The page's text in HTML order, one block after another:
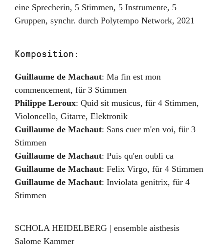
eine Sprecherin, 5 Stimmen, 5 Instrumente, 5
Gruppen, synchr. durch Polytempo Network, 2021
Komposition:
Guillaume de Machaut: Ma fin est mon
commencement, für 3 Stimmen
Philippe Leroux: Quid sit musicus, für 4 Stimmen,
Violoncello, Gitarre, Elektronik
Guillaume de Machaut: Sans cuer m'en voi, für 3
Stimmen
Guillaume de Machaut: Puis qu'en oubli ca
Guillaume de Machaut: Felix Virgo, für 4 Stimmen
Guillaume de Machaut: Inviolata genitrix, für 4
Stimmen
SCHOLA HEIDELBERG | ensemble aisthesis
Salome Kammer